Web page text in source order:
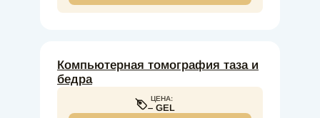
Компьютерная томография таза и
бедра
ЦЕНА:
– GEL